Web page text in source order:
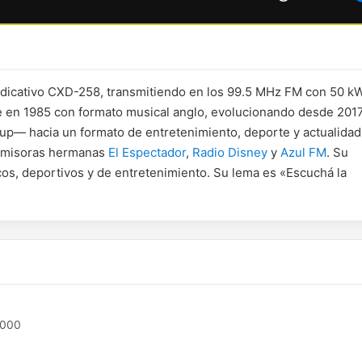
CXD-258, transmitiendo en los 99.5 MHz FM con 50
1985 con formato musical anglo, evolucionando desde
hacia un formato de entretenimiento, deporte y
hermanas El Espectador, Radio Disney y Azul FM. Su
deportivos y de entretenimiento. Su lema es «Escuchá la